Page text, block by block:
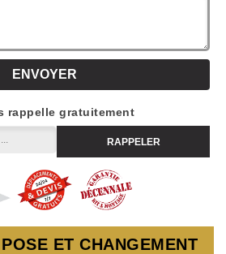
rappelle gratuitement
ET CHANGEMENT